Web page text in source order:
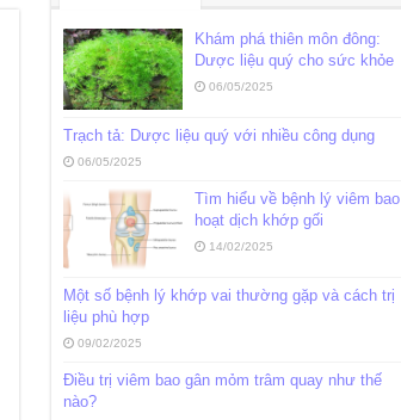
Khám phá thiên môn đông:
Dược liệu quý cho sức khỏe
06/05/2025
Trạch tả: Dược liệu quý với nhiều công dụng
06/05/2025
Tìm hiểu về bệnh lý viêm bao
hoạt dịch khớp gối
14/02/2025
Một số bệnh lý khớp vai thường gặp và cách trị
liệu phù hợp
09/02/2025
Điều trị viêm bao gân mỏm trâm quay như thế
nào?